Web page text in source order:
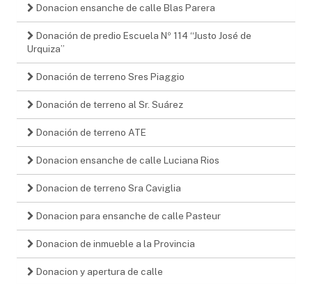
Donacion ensanche de calle Blas Parera
Donación de predio Escuela Nº 114 “Justo José de
Urquiza”
Donación de terreno Sres Piaggio
Donación de terreno al Sr. Suárez
Donación de terreno ATE
Donacion ensanche de calle Luciana Rios
Donacion de terreno Sra Caviglia
Donacion para ensanche de calle Pasteur
Donacion de inmueble a la Provincia
Donacion y apertura de calle